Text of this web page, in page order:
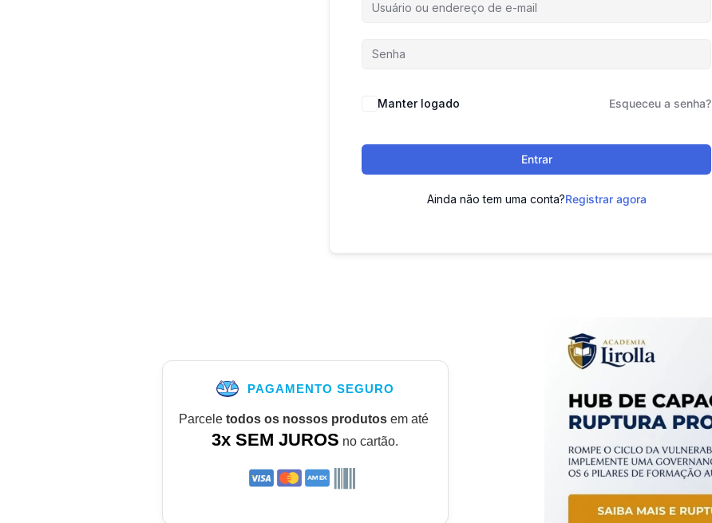
Manter logado Esqueceu a senha?
Entrar
Ainda não tem uma conta?Registrar agora
PAGAMENTO SEGURO
Parcele todos os nossos produtosem até
3x SEM JUROS no cartão.